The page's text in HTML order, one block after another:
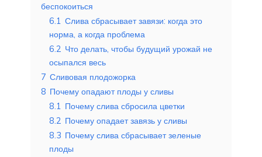
беспокоиться
6.1 Слива сбрасывает завязи: когда это
норма, а когда проблема
6.2 Что делать, чтобы будущий урожай не
осыпался весь
7 Сливовая плодожорка
8 Почему опадают плоды у сливы
8.1 Почему слива сбросила цветки
8.2 Почему опадает завязь у сливы
8.3 Почему слива сбрасывает зеленые
плоды